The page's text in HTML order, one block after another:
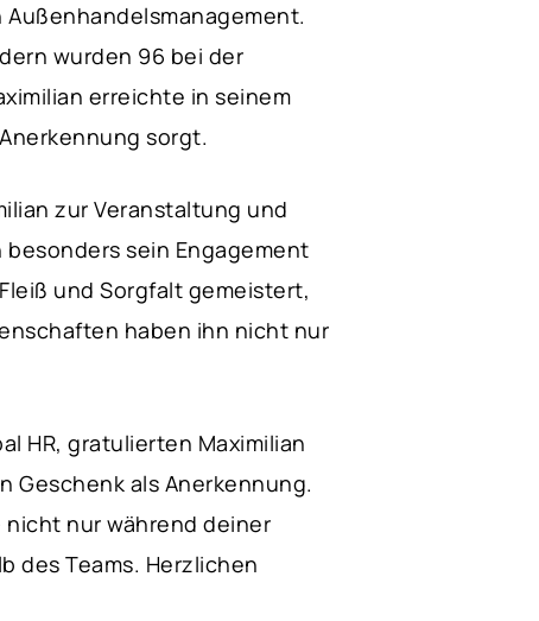
Außenhandelsmanagement.
wurden 96 bei der
erreichte in seinem
sorgt.
zur Veranstaltung und
sein Engagement
und Sorgfalt gemeistert,
haben ihn nicht nur
HR, gratulierten Maximilian
Geschenk als Anerkennung.
nicht nur während deiner
des Teams. Herzlichen